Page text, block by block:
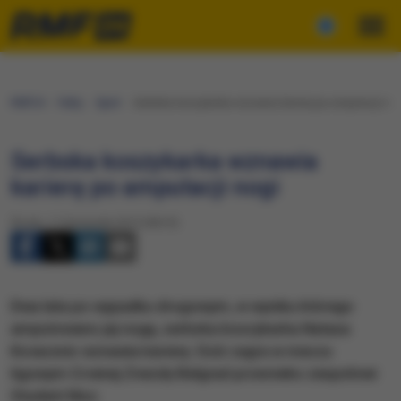
Serbska koszykarka wznawia
karierę po amputacji nogi